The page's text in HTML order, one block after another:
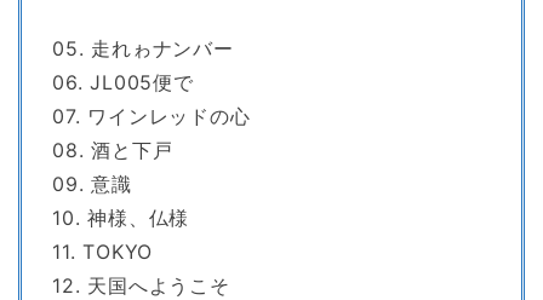
05. 走れゎナンバー
06. JL005便で
07. ワインレッドの心
08. 酒と下戸
09. 意識
10. 神様、仏様
11. TOKYO
12. 天国へようこそ